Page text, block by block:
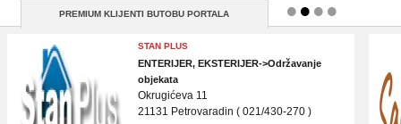
PREMIUM KLIJENTI BUTOBU PORTALA
MV TRADE DOO
POLJOPRIVREDA->poljoprivredne masine i
delovi za poljoprivredne masine
Branka Radičevića 7
21000 Novi Sad ( 021/459-222 )